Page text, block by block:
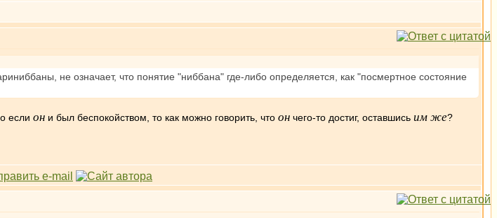
не означает, что понятие "ниббана" где-либо определяется, как "посмертное состояние
если он и был беспокойством, то как можно говорить, что он чего-то достиг, оставшись им же?